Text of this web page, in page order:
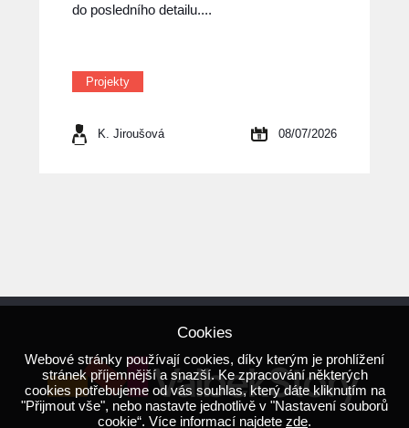
do posledního detailu....
Projekty
K. Jiroušová 08/07/2026
Cookies
Webové stránky používají cookies, díky kterým je prohlížení
stránek příjemnější a snazší. Ke zpracování některých
cookies potřebujeme od vás souhlas, který dáte kliknutím na
"Přijmout vše", nebo nastavte jednotlivě v "Nastavení souborů
cookie“. Více informací najdete zde.